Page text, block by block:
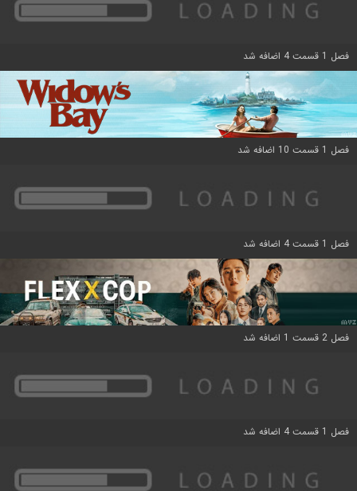
فصل 1 قسمت 4 اضافه شد
فصل 1 قسمت 10 اضافه شد
فصل 1 قسمت 4 اضافه شد
فصل 2 قسمت 1 اضافه شد
فصل 1 قسمت 4 اضافه شد